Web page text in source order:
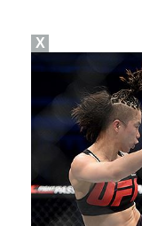
X